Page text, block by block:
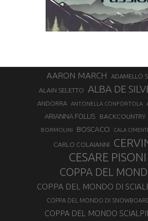
AARON MARCH ADAMELLO
ALAIN SELETTO ALBA DE
ANDORRA ANTONELLA CONFORTOLA
ARIANNA FOLLIS BACKCOUNTRY
BORMOLINI BOSCACCI CALA CIMENTI
CARLO COLAIANNI
CESARE PISONI
COPPA DEL
COPPA DEL MONDO DI
COPPA DEL MONDO DI
COPPA DEL MONDO